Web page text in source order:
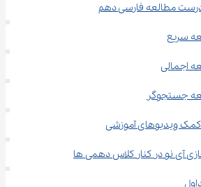
سریع
اجمالی
جستجوگر
کمک ویدیوهای آموزشی
آی نو در کنار کلاس دهمی‌ ها